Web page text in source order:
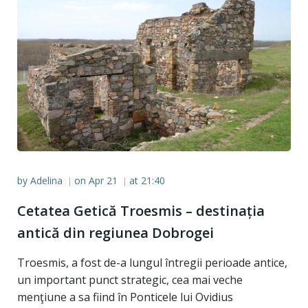
by Adelina | on Apr 21 | at 21:40
Cetatea Getică Troesmis – destinația
antică din regiunea Dobrogei
Troesmis, a fost de-a lungul întregii perioade antice,
un important punct strategic, cea mai veche
menţiune a sa fiind în Ponticele lui Ovidius